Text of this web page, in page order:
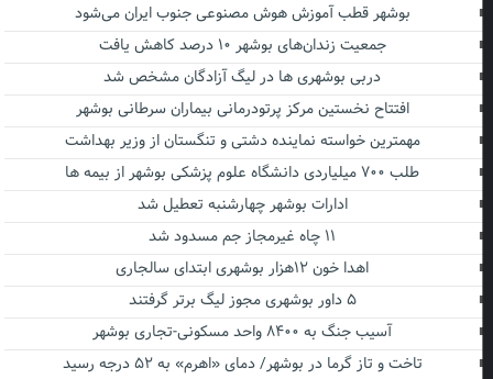
بوشهر قطب آموزش هوش مصنوعی جنوب ایران می‌شود
جمعیت زندان‌های بوشهر ۱۰ درصد کاهش یافت
دربی بوشهری ها در لیگ آزادگان مشخص شد
افتتاح نخستین مرکز پرتودرمانی بیماران سرطانی بوشهر
مهمترین خواسته نماینده دشتی و تنگستان از وزیر بهداشت
طلب ۷۰۰ میلیاردی دانشگاه علوم پزشکی بوشهر از بیمه ها
ادارات بوشهر چهارشنبه تعطیل شد
اهدا خون ۱۲هزار بوشهری ابتدای سالجاری
آسیب جنگ به ۸۴۰۰ واحد مسکونی-تجاری بوشهر
تاخت و تاز گرما در بوشهر/ دمای «اهرم» به ۵۲ درجه رسید